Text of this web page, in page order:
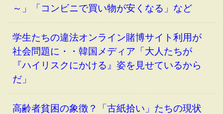
～」「コンビニで買い物が安くなる」など
学生たちの違法オンライン賭博サイト利用が
社会問題に・・韓国メディア「大人たちが
『ハイリスクにかける』姿を見せているから
だ」
高齢者貧困の象徴？「古紙拾い」たちの現状